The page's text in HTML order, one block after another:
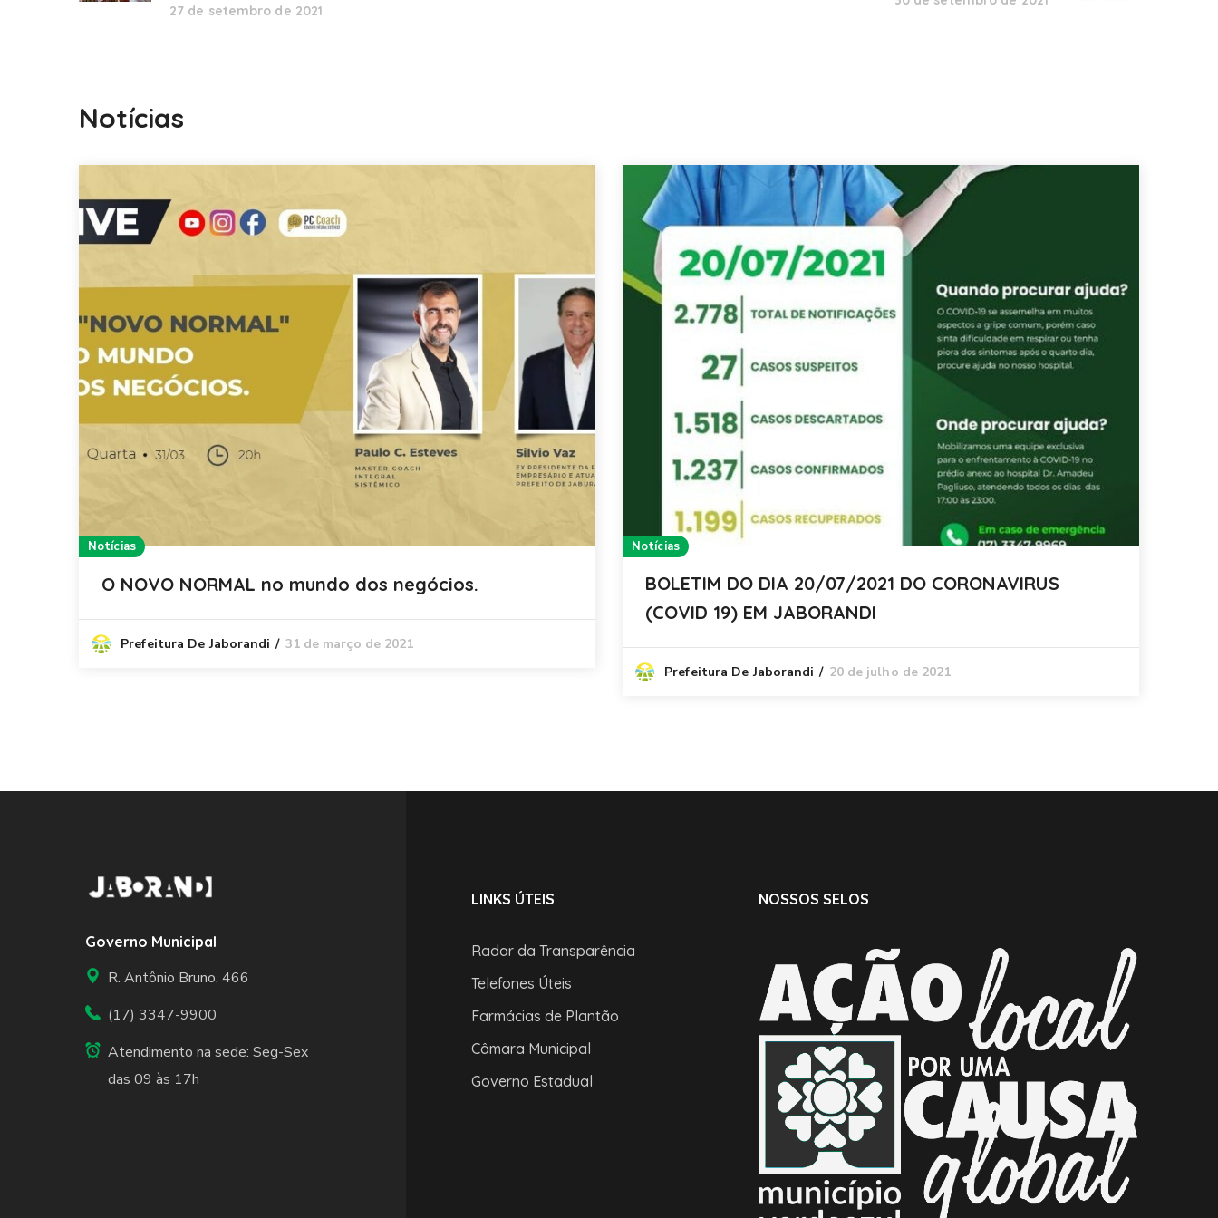
27 de setembro de 2021
Notícias
Notícias
O NOVO NORMAL no mundo dos negócios.
Prefeitura De Jaborandi 31 de março de 2021
Notícias
BOLETIM DO DIA 20/07/2021 DO CORONAVIRUS
(COVID 19) EM JABORANDI
Prefeitura De Jaborandi 20 de julho de 2021
Governo Municipal
R. Antônio Bruno, 466
(17) 3347-9900
Atendimento na sede: Seg-Sex
das 09 às 17h
LINKS ÚTEIS
Radar da Transparência
Telefones Úteis
Farmácias de Plantão
Câmara Municipal
Governo Estadual
NOSSOS SELOS